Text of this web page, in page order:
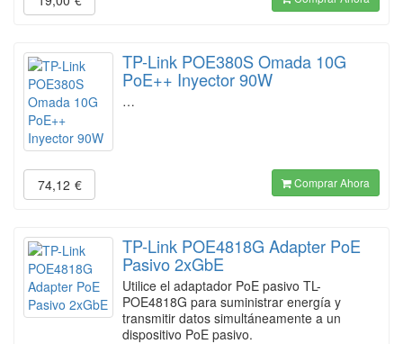
TP-Link POE380S Omada 10G
PoE++ Inyector 90W
…
74,12 € Comprar Ahora
TP-Link POE4818G Adapter PoE
Pasivo 2xGbE
Utilice el adaptador PoE pasivo TL-
POE4818G para suministrar energía y
transmitir datos simultáneamente a un
dispositivo PoE pasivo.